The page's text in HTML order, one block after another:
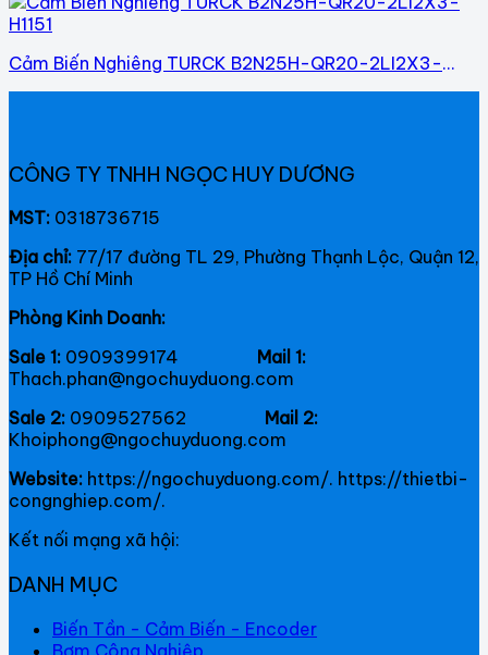
Cảm Biến Nghiêng TURCK B2N25H-QR20-2LI2X3-
CÔNG TY TNHH NGỌC HUY DƯƠNG
MST: 0318736715
Địa chỉ: 77/17 đường TL 29, Phường Thạnh Lộc, Quận 12,
TP Hồ Chí Minh
Phòng Kinh Doanh:
Sale 1: 0909399174 Mail 1:
Thach.phan@ngochuyduong.com
Sale 2: 0909527562 Mail 2:
Khoiphong@ngochuyduong.com
Website: https://ngochuyduong.com/. https://thietbi-
congnghiep.com/.
Kết nối mạng xã hội:
DANH MỤC
Biến Tần - Cảm Biến - Encoder
Bơm Công Nghiệp